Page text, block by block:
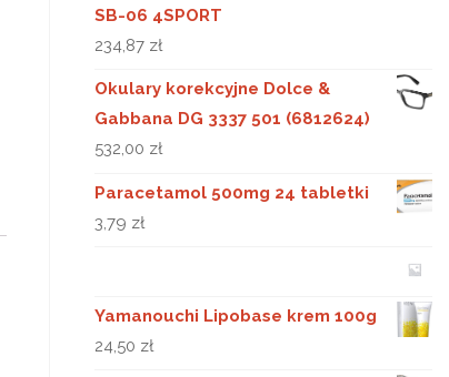
SB-06 4SPORT
234,87 zł
Okulary korekcyjne Dolce &
Gabbana DG 3337 501 (6812624)
532,00 zł
Paracetamol 500mg 24 tabletki
3,79 zł
Yamanouchi Lipobase krem 100g
24,50 zł